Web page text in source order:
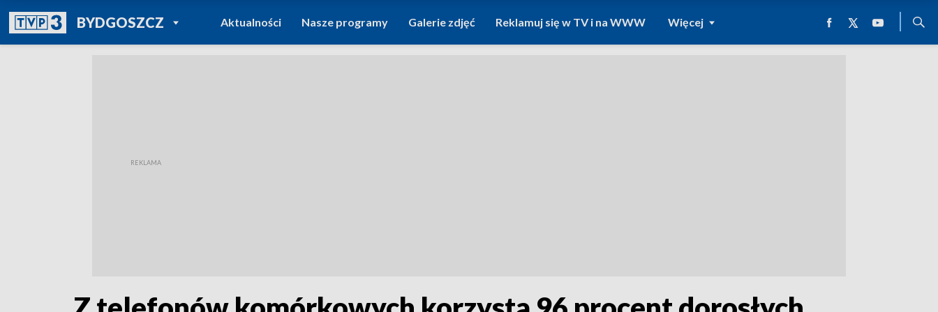
BYDGOSZCZPOWRÓT DO
TVP REGIONY
Aktualności Nasze programy Galerie zdjęć Reklamuj się w TV i na WWW Więcej